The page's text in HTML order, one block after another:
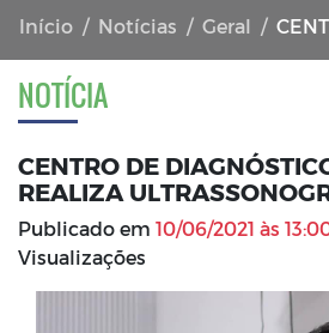
Início Notícias Geral CENTRO DE
NOTÍCIA
CENTRO DE
REALIZA
Publicado em 10/06/2021 às
Visualizações